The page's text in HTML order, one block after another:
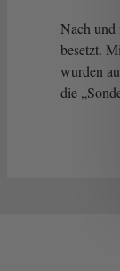
Nach und
besetzt.
wurden
die